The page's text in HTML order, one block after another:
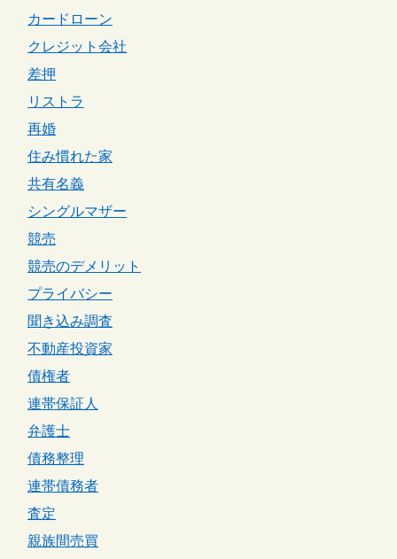
カードローン
クレジット会社
差押
リストラ
再婚
住み慣れた家
共有名義
シングルマザー
競売
競売のデメリット
プライバシー
聞き込み調査
不動産投資家
債権者
連帯保証人
弁護士
債務整理
連帯債務者
査定
親族間売買